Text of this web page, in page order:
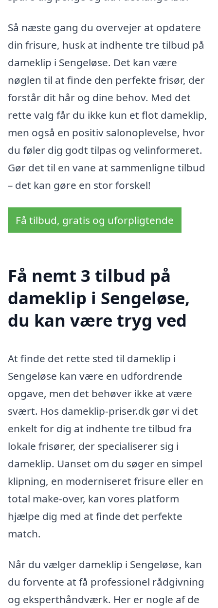
Så næste gang du overvejer at opdatere
din frisure, husk at indhente tre tilbud på
dameklip i Sengeløse. Det kan være
nøglen til at finde den perfekte frisør, der
forstår dit hår og dine behov. Med det
rette valg får du ikke kun et flot dameklip,
men også en positiv salonoplevelse, hvor
du føler dig godt tilpas og velinformeret.
Gør det til en vane at sammenligne tilbud
– det kan gøre en stor forskel!
Få tilbud, gratis og uforpligtende
Få nemt 3 tilbud på
dameklip i Sengeløse,
du kan være tryg ved
At finde det rette sted til dameklip i
Sengeløse kan være en udfordrende
opgave, men det behøver ikke at være
svært. Hos dameklip-priser.dk gør vi det
enkelt for dig at indhente tre tilbud fra
lokale frisører, der specialiserer sig i
dameklip. Uanset om du søger en simpel
klipning, en moderniseret frisure eller en
total make-over, kan vores platform
hjælpe dig med at finde det perfekte
match.
Når du vælger dameklip i Sengeløse, kan
du forvente at få professionel rådgivning
og eksperthåndværk. Her er nogle af de